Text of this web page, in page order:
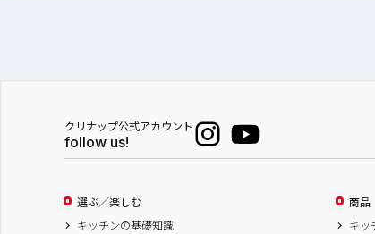
クリナップ公式アカウント
follow us!
選ぶ／楽しむ
キッチンの基礎知識
商品
キッ